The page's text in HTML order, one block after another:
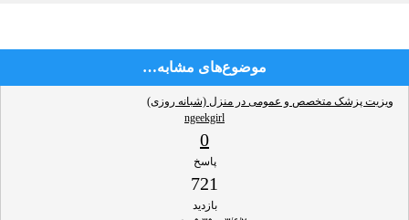
موضوع‌های مشابه…
ویزیت پزشک متخصص و عمومی در منزل (شبانه روزی)
ngeekgirl
0
پاسخ
721
بازدید